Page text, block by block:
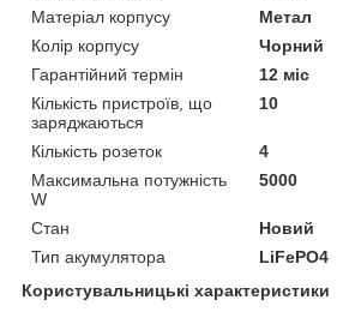
Матеріал корпусу
Метал
Колір корпусу
Чорний
Гарантійний термін
12 міс
Кількість пристроїв, що
заряджаються
10
Кількість розеток
4
Максимальна потужність
W
5000
Стан
Новий
Тип акумулятора
LiFePO4
Користувальницькі характеристики